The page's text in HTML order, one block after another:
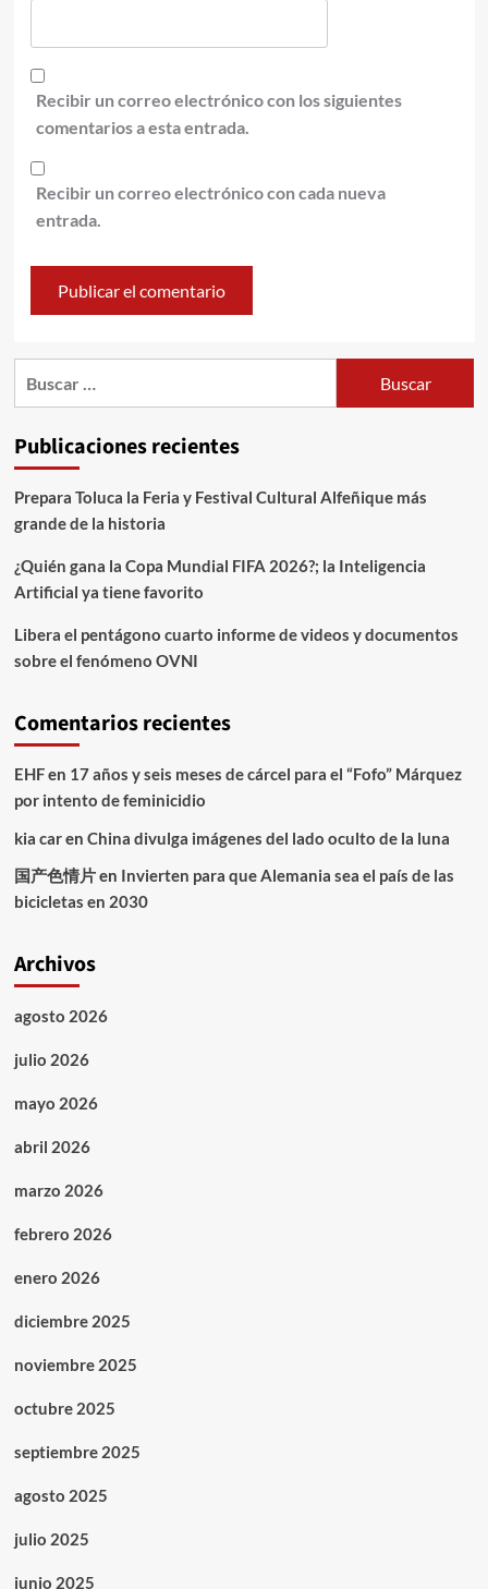
Recibir un correo electrónico con los siguientes
comentarios a esta entrada.
Recibir un correo electrónico con cada nueva
entrada.
Publicaciones recientes
Prepara Toluca la Feria y Festival Cultural Alfeñique más
grande de la historia
¿Quién gana la Copa Mundial FIFA 2026?; la Inteligencia
Artificial ya tiene favorito
Libera el pentágono cuarto informe de videos y documentos
sobre el fenómeno OVNI
Comentarios recientes
EHFen 17 años y seis meses de cárcel para el “Fofo” Márquez
por intento de feminicidio
kia caren China divulga imágenes del lado oculto de la luna
国产色情片en Invierten para que Alemania sea el país de las
bicicletas en 2030
Archivos
agosto 2026
julio 2026
mayo 2026
abril 2026
marzo 2026
febrero 2026
enero 2026
diciembre 2025
noviembre 2025
octubre 2025
septiembre 2025
agosto 2025
julio 2025
junio 2025